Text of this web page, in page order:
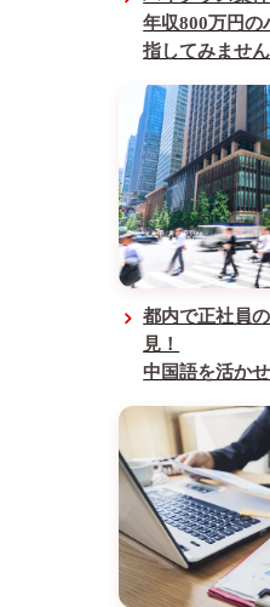
年収800万円の
指してみません
都内で正社員
見！
中国語を活か